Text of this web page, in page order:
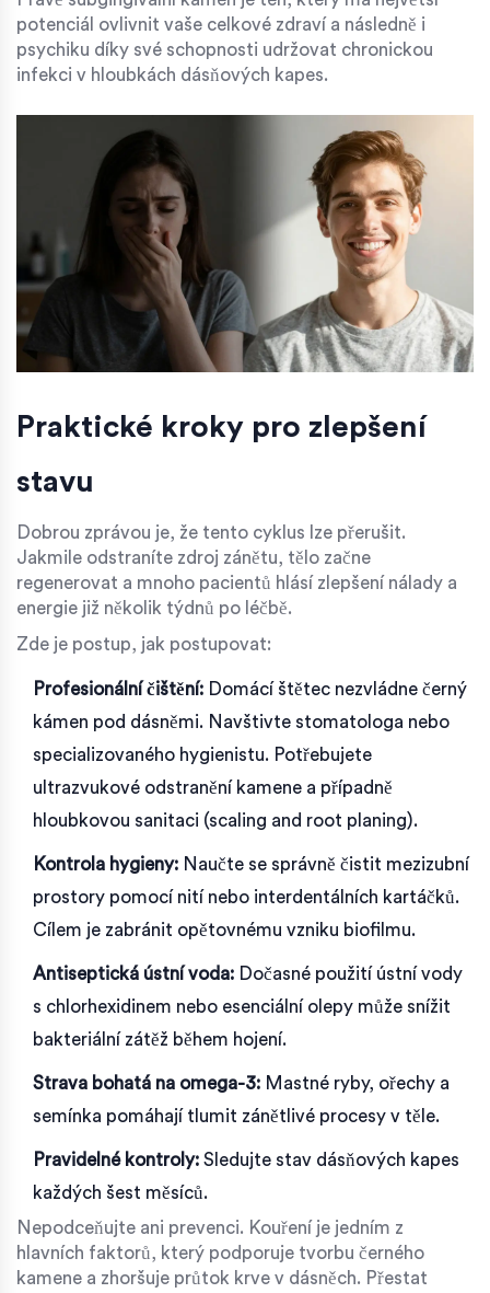
potenciál ovlivnit vaše celkové zdraví a následně i
psychiku díky své schopnosti udržovat chronickou
infekci v hloubkách dásňových kapes.
Praktické kroky pro zlepšení
stavu
Dobrou zprávou je, že tento cyklus lze přerušit.
Jakmile odstraníte zdroj zánětu, tělo začne
regenerovat a mnoho pacientů hlásí zlepšení nálady a
energie již několik týdnů po léčbě.
Zde je postup, jak postupovat:
Profesionální čištění: Domácí štětec nezvládne černý
kámen pod dásněmi. Navštivte stomatologa nebo
specializovaného hygienistu. Potřebujete
ultrazvukové odstranění kamene a případně
hloubkovou sanitaci (scaling and root planing).
Kontrola hygieny: Naučte se správně čistit mezizubní
prostory pomocí nití nebo interdentálních kartáčků.
Cílem je zabránit opětovnému vzniku biofilmu.
Antiseptická ústní voda: Dočasné použití ústní vody
s chlorhexidinem nebo esenciální olepy může snížit
bakteriální zátěž během hojení.
Strava bohatá na omega-3: Mastné ryby, ořechy a
semínka pomáhají tlumit zánětlivé procesy v těle.
Pravidelné kontroly: Sledujte stav dásňových kapes
každých šest měsíců.
Nepodceňujte ani prevenci. Kouření je jedním z
hlavních faktorů, který podporuje tvorbu černého
kamene a zhoršuje průtok krve v dásněch. Přestat